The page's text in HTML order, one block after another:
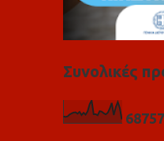
Συνολικές
68757